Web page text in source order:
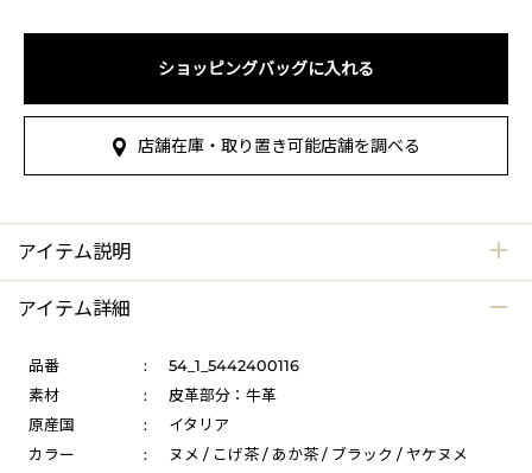
ショッピングバッグに入れる
店舗在庫・取り置き可能店舗を調べる
アイテム説明
アイテム詳細
品番 :
54_1_5442400116
素材
:
皮革部分：牛革
原産国
:
イタリア
カラー
:
ヌメ / こげ茶 / あか茶 / ブラック / ヤケヌメ